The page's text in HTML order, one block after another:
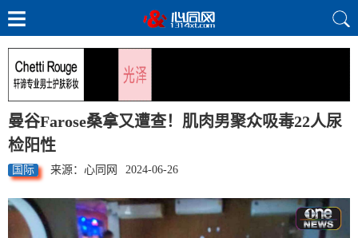
曼谷Farose桑拿又遭查！肌肉男聚众吸毒22人尿
检阳性
国际 来源：心同网 2024-06-26